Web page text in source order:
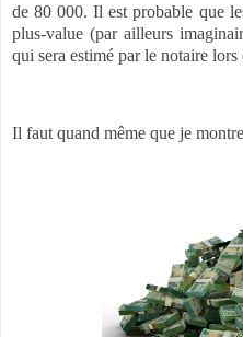
de 80 000. Il est probable que
plus-value (par ailleurs
qui sera estimé par le notaire lors
Il faut quand même que je